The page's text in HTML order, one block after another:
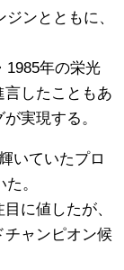
ンとともに、
1985年の栄光
言したこともあ
実現する。
いていたプロ
。
に値したが、
ャンピオン候